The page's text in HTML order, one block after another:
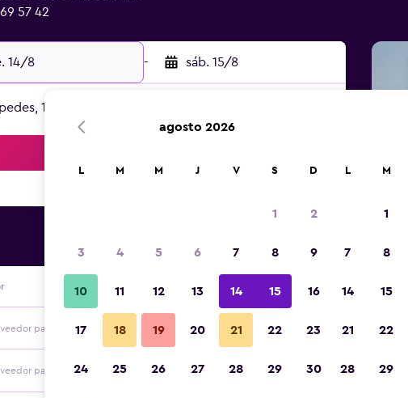
57 42
14/8 - sáb. 15/8
1 habitación
para Chambres D'hôtes Le Vieux Logis Ver precios
para Chambres D'hôtes Le Vieux Logis Ver precios Fotos
agosto 2026
L M M J V S D
1 2
3 4 5 6 7 8 9
10 11 12 13 14 15 16
17 18 19 20 21 22 23
24 25 26 27 28 29 30
L M
1
7 8
14 15
21 22
28 29